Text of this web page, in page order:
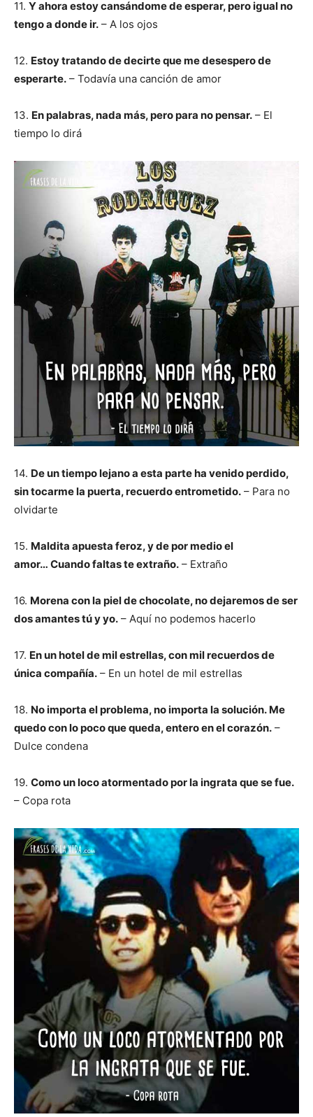
11. Y ahora estoy cansándome de esperar, pero igual no
tengo a donde ir. – A los ojos
12. Estoy tratando de decirte que me desespero de
esperarte. – Todavía una canción de amor
13. En palabras, nada más, pero para no pensar. – El
tiempo lo dirá
14. De un tiempo lejano a esta parte ha venido perdido,
sin tocarme la puerta, recuerdo entrometido. – Para no
olvidarte
15. Maldita apuesta feroz, y de por medio el
amor… Cuando faltas te extraño. – Extraño
16. Morena con la piel de chocolate, no dejaremos de ser
dos amantes tú y yo. – Aquí no podemos hacerlo
17. En un hotel de mil estrellas, con mil recuerdos de
única compañía. – En un hotel de mil estrellas
18. No importa el problema, no importa la solución. Me
quedo con lo poco que queda, entero en el corazón. –
Dulce condena
19. Como un loco atormentado por la ingrata que se fue.
– Copa rota